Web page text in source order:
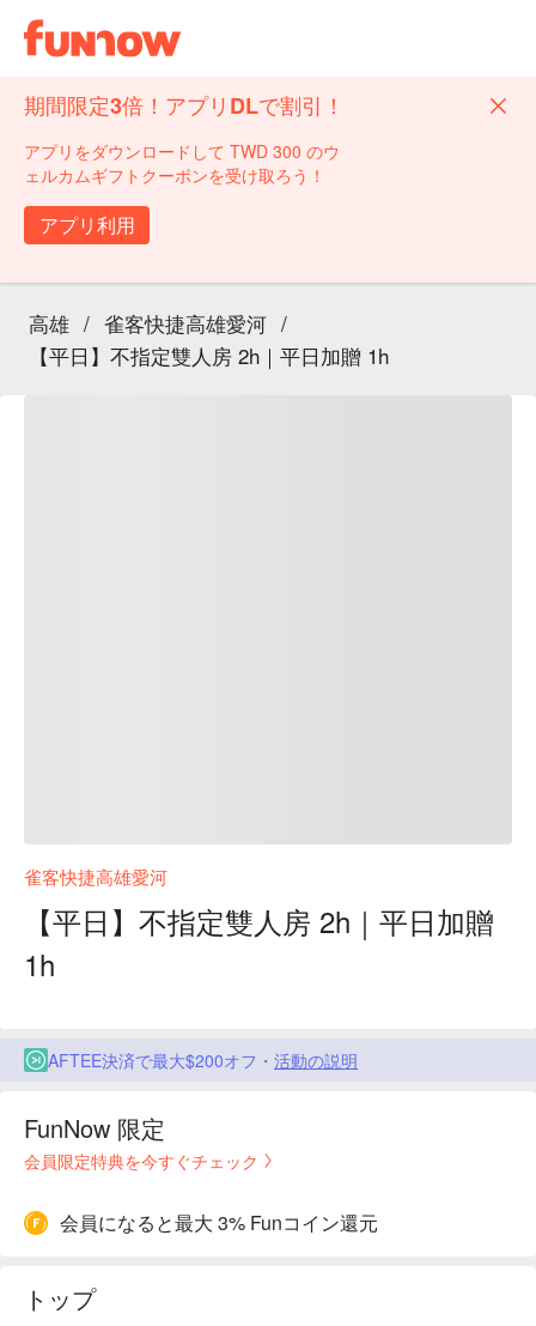
期間限定3倍！アプリDLで割引！
アプリをダウンロードして TWD 300 のウ
ェルカムギフトクーポンを受け取ろう！
アプリ利用
高雄 / 雀客快捷高雄愛河 /
【平日】不指定雙人房 2h｜平日加贈 1h
雀客快捷高雄愛河
【平日】不指定雙人房 2h｜平日加贈
1h
AFTEE決済で最大$200オフ・ 活動の説明
FunNow 限定
会員限定特典を今すぐチェック
会員になると最大 3% Funコイン還元
トップ